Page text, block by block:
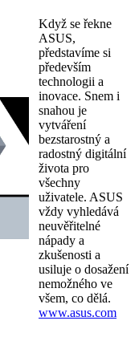
Když se řekne
ASUS,
představíme si
především
technologii a
inovace. Snem i
snahou je
vytváření
bezstarostný a
radostný digitální
života pro
všechny
uživatele. ASUS
vždy vyhledává
neuvěřitelné
nápady a
zkušenosti a
usiluje o dosažení
nemožného ve
všem, co dělá.
www.asus.com